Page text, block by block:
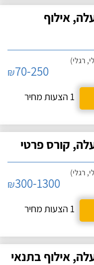
אילוף
רגלי)
₪70-250
1 הצעות מחיר
קורס פרטי
רגלי)
₪300-1300
1 הצעות מחיר
אילוף בתנאי